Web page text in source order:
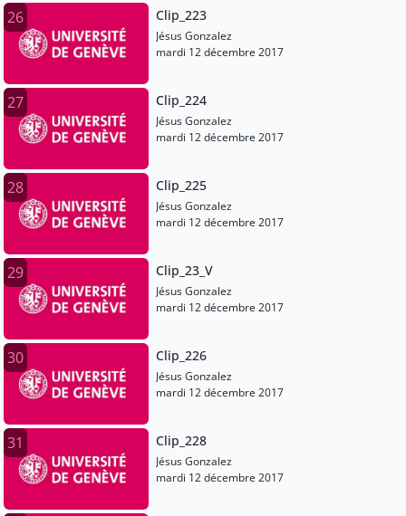
26 Clip_223
Jésus Gonzalez
mardi 12 décembre 2017
27 Clip_224
Jésus Gonzalez
mardi 12 décembre 2017
28 Clip_225
Jésus Gonzalez
mardi 12 décembre 2017
29 Clip_23_V
Jésus Gonzalez
mardi 12 décembre 2017
30 Clip_226
Jésus Gonzalez
mardi 12 décembre 2017
31 Clip_228
Jésus Gonzalez
mardi 12 décembre 2017